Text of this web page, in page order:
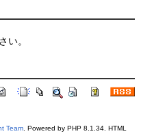
い。
Team. Powered by PHP 8.1.34. HTML